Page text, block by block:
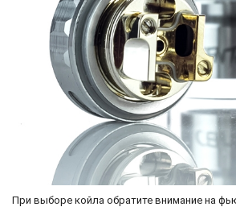
При выборе койла обратите внимание на